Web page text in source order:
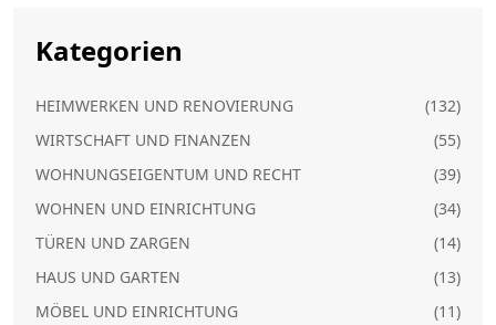
Kategorien
HEIMWERKEN UND RENOVIERUNG
(132)
WIRTSCHAFT UND FINANZEN
(55)
WOHNUNGSEIGENTUM UND RECHT
(39)
WOHNEN UND EINRICHTUNG
(34)
TÜREN UND ZARGEN
(14)
HAUS UND GARTEN
(13)
MÖBEL UND EINRICHTUNG
(11)